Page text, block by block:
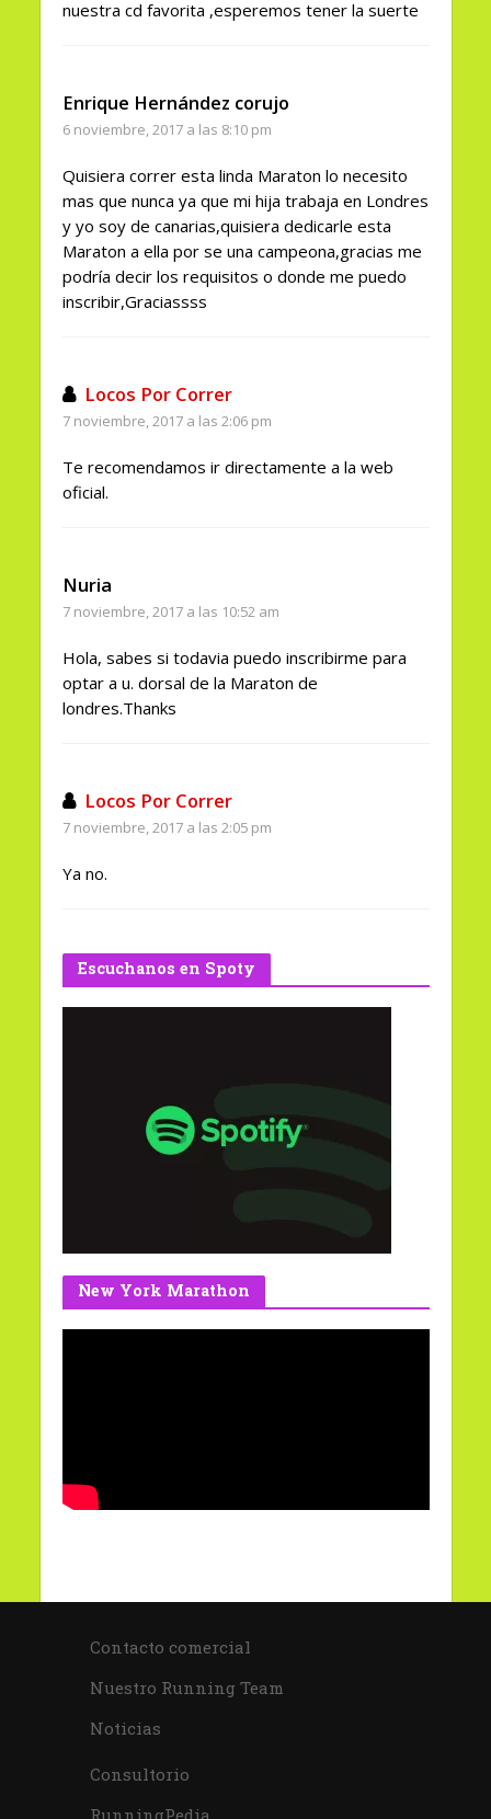
nuestra cd favorita ,esperemos tener la suerte
Enrique Hernández corujo
6 noviembre, 2017 a las 8:10 pm
Quisiera correr esta linda Maraton lo necesito
mas que nunca ya que mi hija trabaja en Londres
y yo soy de canarias,quisiera dedicarle esta
Maraton a ella por se una campeona,gracias me
podría decir los requisitos o donde me puedo
inscribir,Graciassss
Locos Por Correr
7 noviembre, 2017 a las 2:06 pm
Te recomendamos ir directamente a la web
oficial.
Nuria
7 noviembre, 2017 a las 10:52 am
Hola, sabes si todavia puedo inscribirme para
optar a u. dorsal de la Maraton de
londres.Thanks
Locos Por Correr
7 noviembre, 2017 a las 2:05 pm
Ya no.
Escuchanos en Spoty
New York Marathon
Contacto comercial
Nuestro Running Team
Noticias
Consultorio